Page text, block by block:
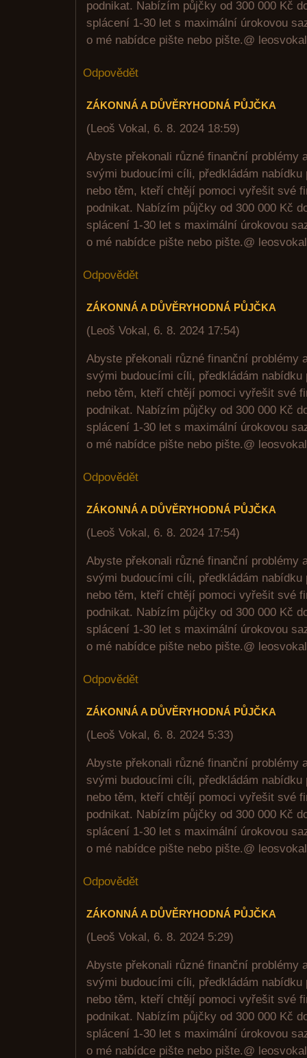
podnikat. Nabízím půjčky od 300 000 Kč
splácení 1-30 let s maximální úrokovou
o mé nabídce pište nebo pište.@
Odpovědět
ZÁKONNÁ A DŮVĚRYHODNÁ PŮJČKA
(Leoš Vokal, 6. 8. 2024 18:59)
Abyste překonali různé finanční problémy
svými budoucími cíli, předkládám
nebo těm, kteří chtějí pomoci vyřešit své
podnikat. Nabízím půjčky od 300 000 Kč
splácení 1-30 let s maximální úrokovou
o mé nabídce pište nebo pište.@
Odpovědět
ZÁKONNÁ A DŮVĚRYHODNÁ PŮJČKA
(Leoš Vokal, 6. 8. 2024 17:54)
Abyste překonali různé finanční problémy
svými budoucími cíli, předkládám
nebo těm, kteří chtějí pomoci vyřešit své
podnikat. Nabízím půjčky od 300 000 Kč
splácení 1-30 let s maximální úrokovou
o mé nabídce pište nebo pište.@
Odpovědět
ZÁKONNÁ A DŮVĚRYHODNÁ PŮJČKA
(Leoš Vokal, 6. 8. 2024 17:54)
Abyste překonali různé finanční problémy
svými budoucími cíli, předkládám
nebo těm, kteří chtějí pomoci vyřešit své
podnikat. Nabízím půjčky od 300 000 Kč
splácení 1-30 let s maximální úrokovou
o mé nabídce pište nebo pište.@
Odpovědět
ZÁKONNÁ A DŮVĚRYHODNÁ PŮJČKA
(Leoš Vokal, 6. 8. 2024 5:33)
Abyste překonali různé finanční problémy
svými budoucími cíli, předkládám
nebo těm, kteří chtějí pomoci vyřešit své
podnikat. Nabízím půjčky od 300 000 Kč
splácení 1-30 let s maximální úrokovou
o mé nabídce pište nebo pište.@
Odpovědět
ZÁKONNÁ A DŮVĚRYHODNÁ PŮJČKA
(Leoš Vokal, 6. 8. 2024 5:29)
Abyste překonali různé finanční problémy
svými budoucími cíli, předkládám
nebo těm, kteří chtějí pomoci vyřešit své
podnikat. Nabízím půjčky od 300 000 Kč
splácení 1-30 let s maximální úrokovou
o mé nabídce pište nebo pište.@